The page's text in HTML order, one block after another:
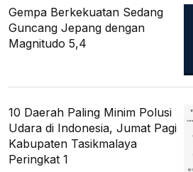
Gempa Berkekuatan Sedang
Guncang Jepang dengan
Magnitudo 5,4
10 Daerah Paling Minim Polusi
Udara di Indonesia, Jumat Pagi
Kabupaten Tasikmalaya
Peringkat 1